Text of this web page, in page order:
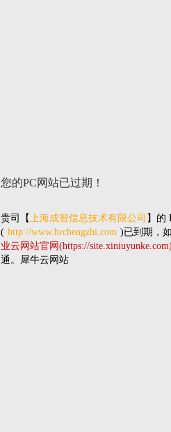
您的PC网站已过期！
贵司 【上海成智信息技术有限公司 】的
( http://www.hrchengzhi.com )已到期，
业云网站官网(https://
通。犀牛云网站